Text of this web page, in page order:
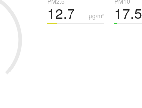
μg/m³
12.7 17.5